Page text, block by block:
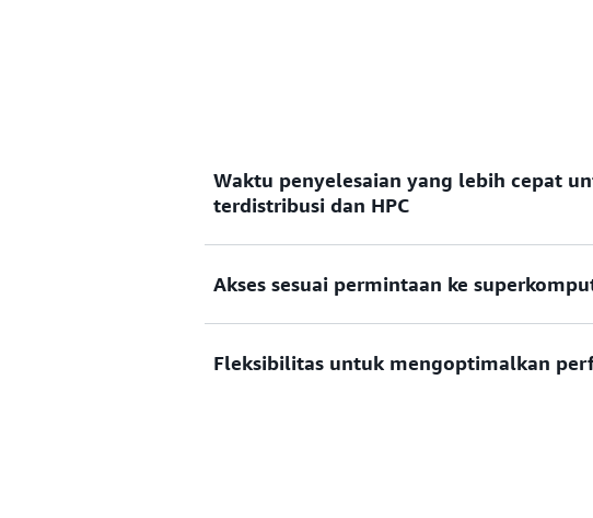
Waktu penyelesaian yang lebih cepat
terdistribusi dan HPC
waktu penyelesaian dari berminggu-minggu
hari. Hal ini membantu Anda melakukan iterasi
dipasarkan dengan lebih cepat.
Akses sesuai permintaan ke
ditempatkan bersama di Zona Ketersediaan
Fleksibilitas untuk mengoptimalkan